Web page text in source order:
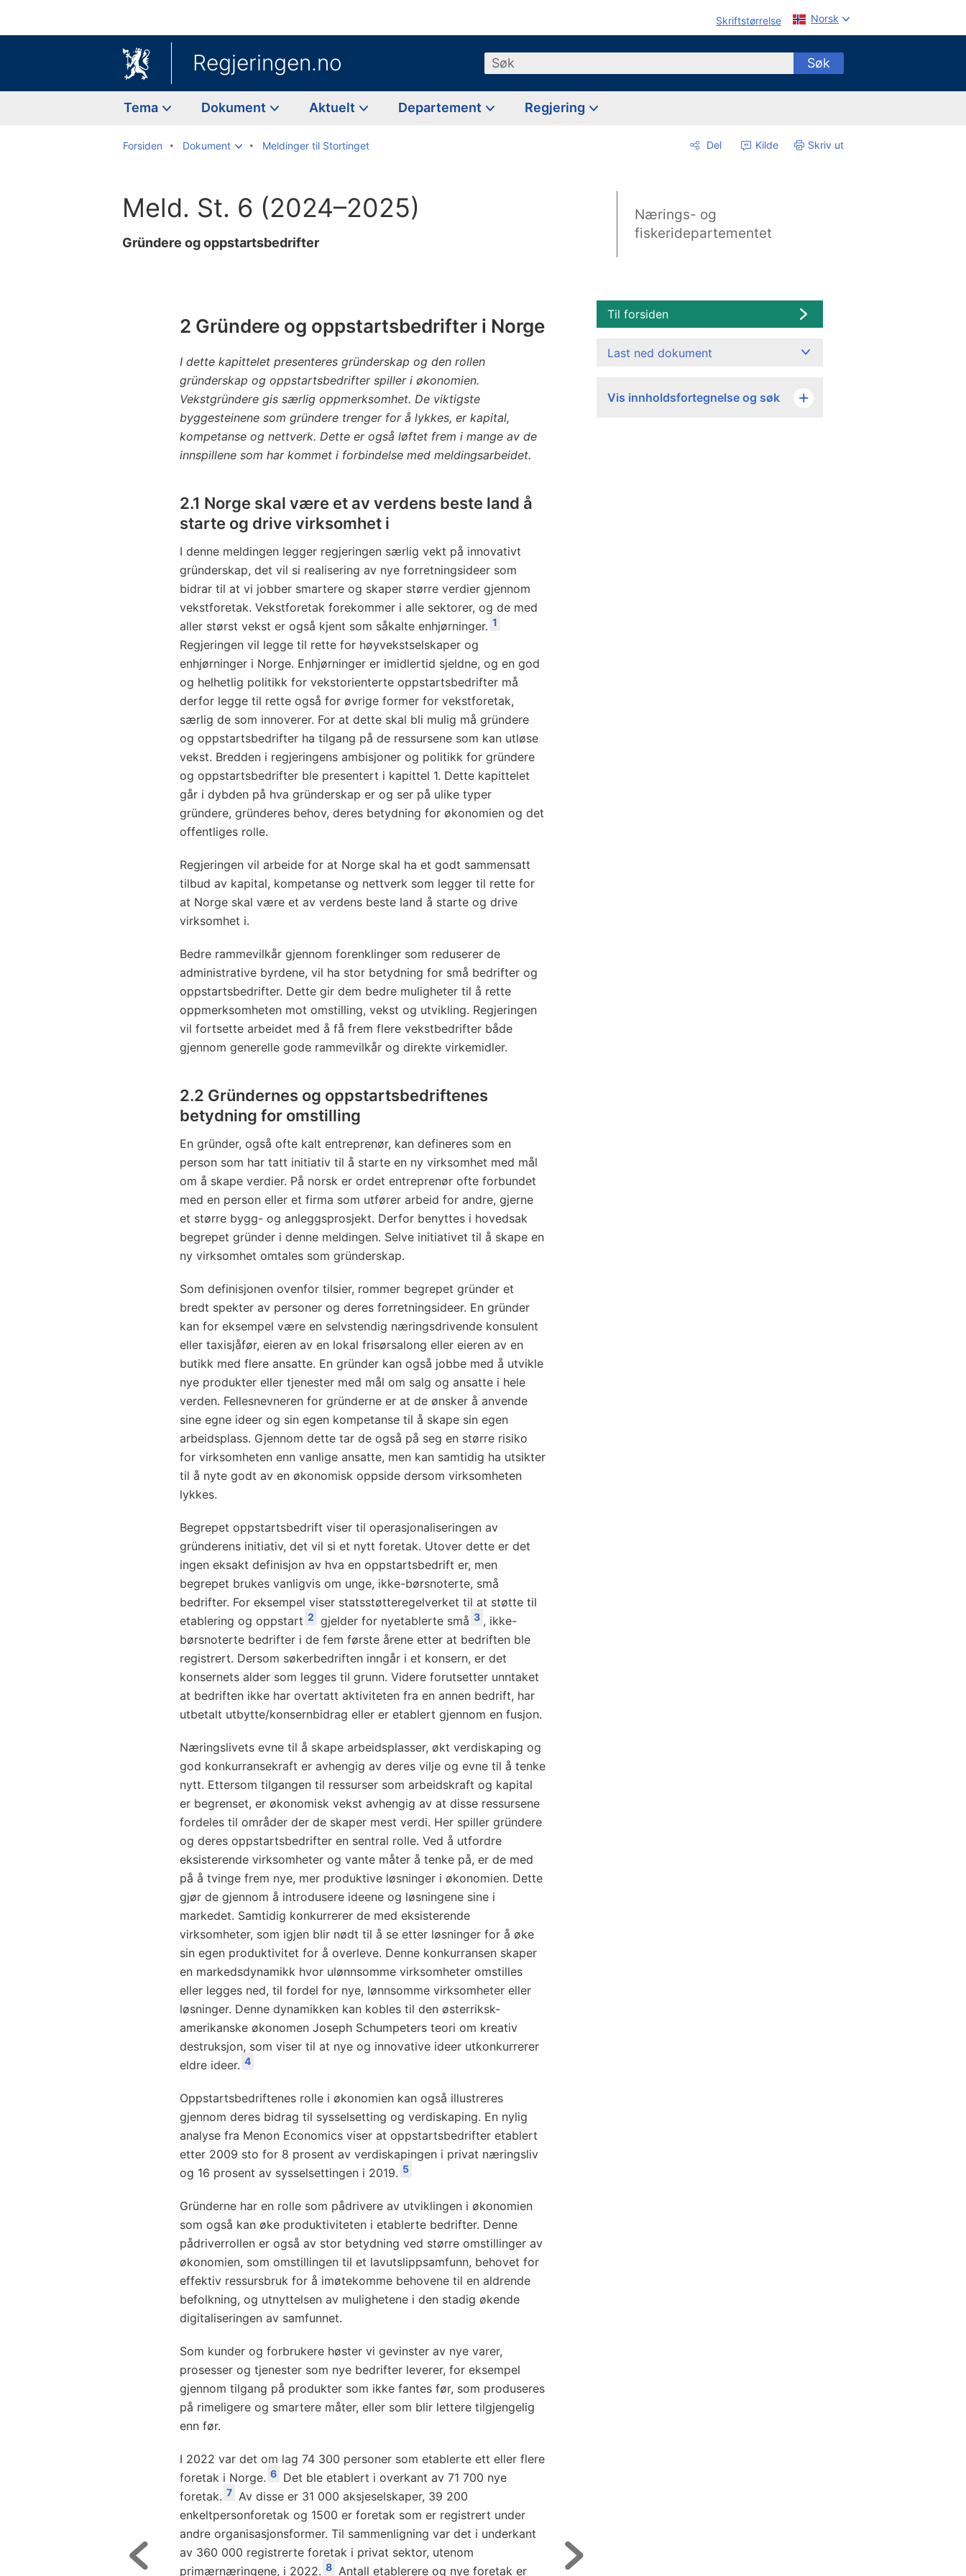
Skriftstørrelse Norsk
Regjeringen.no Søk Søk
Tema Dokument Aktuelt Departement Regjering
Forsiden Dokument Meldinger til Stortinget Del Kilde Skriv ut
Meld. St. 6 (2024–2025)
Gründere og oppstartsbedrifter
Nærings- og
fiskeridepartementet
2 Gründere og oppstartsbedrifter i Norge
I dette kapittelet presenteres gründerskap og den rollen
gründerskap og oppstartsbedrifter spiller i økonomien.
Vekstgründere gis særlig oppmerksomhet. De viktigste
byggesteinene som gründere trenger for å lykkes, er kapital,
kompetanse og nettverk. Dette er også løftet frem i mange av de
innspillene som har kommet i forbindelse med meldingsarbeidet.
2.1 Norge skal være et av verdens beste land å
starte og drive virksomhet i
I denne meldingen legger regjeringen særlig vekt på innovativt
gründerskap, det vil si realisering av nye forretningsideer som
bidrar til at vi jobber smartere og skaper større verdier gjennom
vekstforetak. Vekstforetak forekommer i alle sektorer, og de med
aller størst vekst er også kjent som såkalte enhjørninger. 1
Regjeringen vil legge til rette for høyvekstselskaper og
enhjørninger i Norge. Enhjørninger er imidlertid sjeldne, og en god
og helhetlig politikk for vekstorienterte oppstartsbedrifter må
derfor legge til rette også for øvrige former for vekstforetak,
særlig de som innoverer. For at dette skal bli mulig må gründere
og oppstartsbedrifter ha tilgang på de ressursene som kan utløse
vekst. Bredden i regjeringens ambisjoner og politikk for gründere
og oppstartsbedrifter ble presentert i kapittel 1. Dette kapittelet
går i dybden på hva gründerskap er og ser på ulike typer
gründere, gründeres behov, deres betydning for økonomien og det
offentliges rolle.
Regjeringen vil arbeide for at Norge skal ha et godt sammensatt
tilbud av kapital, kompetanse og nettverk som legger til rette for
at Norge skal være et av verdens beste land å starte og drive
virksomhet i.
Bedre rammevilkår gjennom forenklinger som reduserer de
administrative byrdene, vil ha stor betydning for små bedrifter og
oppstartsbedrifter. Dette gir dem bedre muligheter til å rette
oppmerksomheten mot omstilling, vekst og utvikling. Regjeringen
vil fortsette arbeidet med å få frem flere vekstbedrifter både
gjennom generelle gode rammevilkår og direkte virkemidler.
2.2 Gründernes og oppstartsbedriftenes
betydning for omstilling
En gründer, også ofte kalt entreprenør, kan defineres som en
person som har tatt initiativ til å starte en ny virksomhet med mål
om å skape verdier. På norsk er ordet entreprenør ofte forbundet
med en person eller et firma som utfører arbeid for andre, gjerne
et større bygg- og anleggsprosjekt. Derfor benyttes i hovedsak
begrepet gründer i denne meldingen. Selve initiativet til å skape en
ny virksomhet omtales som gründerskap.
Som definisjonen ovenfor tilsier, rommer begrepet gründer et
bredt spekter av personer og deres forretningsideer. En gründer
kan for eksempel være en selvstendig næringsdrivende konsulent
eller taxisjåfør, eieren av en lokal frisørsalong eller eieren av en
butikk med flere ansatte. En gründer kan også jobbe med å utvikle
nye produkter eller tjenester med mål om salg og ansatte i hele
verden. Fellesnevneren for gründerne er at de ønsker å anvende
sine egne ideer og sin egen kompetanse til å skape sin egen
arbeidsplass. Gjennom dette tar de også på seg en større risiko
for virksomheten enn vanlige ansatte, men kan samtidig ha utsikter
til å nyte godt av en økonomisk oppside dersom virksomheten
lykkes.
Begrepet oppstartsbedrift viser til operasjonaliseringen av
gründerens initiativ, det vil si et nytt foretak. Utover dette er det
ingen eksakt definisjon av hva en oppstartsbedrift er, men
begrepet brukes vanligvis om unge, ikke-børsnoterte, små
bedrifter. For eksempel viser statsstøtteregelverket til at støtte til
etablering og oppstart 2 gjelder for nyetablerte små 3 , ikke-
børsnoterte bedrifter i de fem første årene etter at bedriften ble
registrert. Dersom søkerbedriften inngår i et konsern, er det
konsernets alder som legges til grunn. Videre forutsetter unntaket
at bedriften ikke har overtatt aktiviteten fra en annen bedrift, har
utbetalt utbytte/konsernbidrag eller er etablert gjennom en fusjon.
Næringslivets evne til å skape arbeidsplasser, økt verdiskaping og
god konkurransekraft er avhengig av deres vilje og evne til å tenke
nytt. Ettersom tilgangen til ressurser som arbeidskraft og kapital
er begrenset, er økonomisk vekst avhengig av at disse ressursene
fordeles til områder der de skaper mest verdi. Her spiller gründere
og deres oppstartsbedrifter en sentral rolle. Ved å utfordre
eksisterende virksomheter og vante måter å tenke på, er de med
på å tvinge frem nye, mer produktive løsninger i økonomien. Dette
gjør de gjennom å introdusere ideene og løsningene sine i
markedet. Samtidig konkurrerer de med eksisterende
virksomheter, som igjen blir nødt til å se etter løsninger for å øke
sin egen produktivitet for å overleve. Denne konkurransen skaper
en markedsdynamikk hvor ulønnsomme virksomheter omstilles
eller legges ned, til fordel for nye, lønnsomme virksomheter eller
løsninger. Denne dynamikken kan kobles til den østerriksk-
amerikanske økonomen Joseph Schumpeters teori om kreativ
destruksjon, som viser til at nye og innovative ideer utkonkurrerer
eldre ideer. 4
Oppstartsbedriftenes rolle i økonomien kan også illustreres
gjennom deres bidrag til sysselsetting og verdiskaping. En nylig
analyse fra Menon Economics viser at oppstartsbedrifter etablert
etter 2009 sto for 8 prosent av verdiskapingen i privat næringsliv
og 16 prosent av sysselsettingen i 2019. 5
Gründerne har en rolle som pådrivere av utviklingen i økonomien
som også kan øke produktiviteten i etablerte bedrifter. Denne
pådriverrollen er også av stor betydning ved større omstillinger av
økonomien, som omstillingen til et lavutslippsamfunn, behovet for
effektiv ressursbruk for å imøtekomme behovene til en aldrende
befolkning, og utnyttelsen av mulighetene i den stadig økende
digitaliseringen av samfunnet.
Som kunder og forbrukere høster vi gevinster av nye varer,
prosesser og tjenester som nye bedrifter leverer, for eksempel
gjennom tilgang på produkter som ikke fantes før, som produseres
på rimeligere og smartere måter, eller som blir lettere tilgjengelig
enn før.
I 2022 var det om lag 74 300 personer som etablerte ett eller flere
foretak i Norge. 6 Det ble etablert i overkant av 71 700 nye
foretak. 7 Av disse er 31 000 aksjeselskaper, 39 200
enkeltpersonforetak og 1500 er foretak som er registrert under
andre organisasjonsformer. Til sammenligning var det i underkant
av 360 000 registrerte foretak i privat sektor, utenom
primærnæringene, i 2022. 8 Antall etablerere og nye foretak er
Til forsiden
Last ned dokument
Vis innholdsfortegnelse og søk